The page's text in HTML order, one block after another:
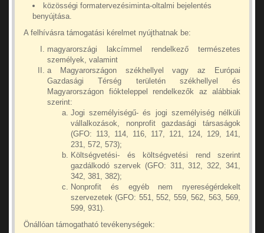
közösségi formatervezésiminta-oltalmi bejelentés
benyújtása.
A felhívásra támogatási kérelmet nyújthatnak be:
magyarországi lakcímmel rendelkező természetes
személyek, valamint
a Magyarországon székhellyel vagy az Európai
Gazdasági Térség területén székhellyel és
Magyarországon fiókteleppel rendelkezők az alábbiak
szerint:
Jogi személyiségű- és jogi személyiség nélküli
vállalkozások, nonprofit gazdasági társaságok
(GFO: 113, 114, 116, 117, 121, 124, 129, 141,
231, 572, 573);
Költségvetési- és költségvetési rend szerint
gazdálkodó szervek (GFO: 311, 312, 322, 341,
342, 381, 382);
Nonprofit és egyéb nem nyereségérdekelt
szervezetek (GFO: 551, 552, 559, 562, 563, 569,
599, 931).
Önállóan támogatható tevékenységek: